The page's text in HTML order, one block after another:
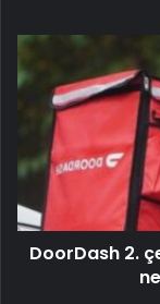
DoorDash 2.